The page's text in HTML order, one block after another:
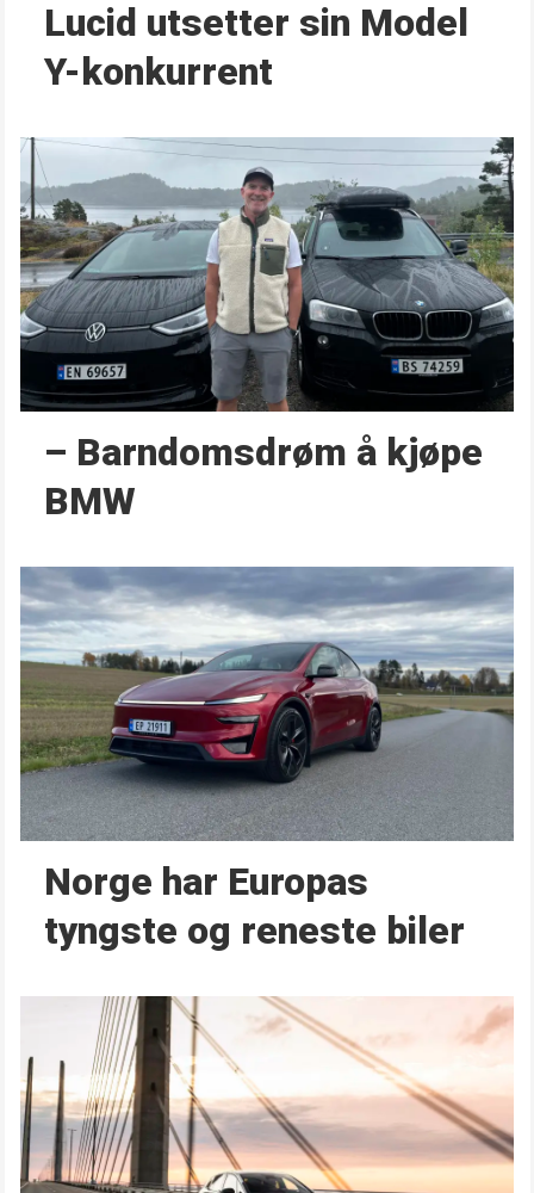
Lucid utsetter sin Model
Y-konkurrent
– Barndoms­drøm å kjøpe
BMW
Norge har Europas
tyngste og reneste biler